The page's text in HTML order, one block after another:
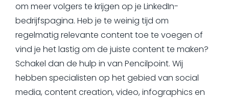
om meer volgers te krijgen op je LinkedIn-
bedrijfspagina. Heb je te weinig tijd om
regelmatig relevante content toe te voegen of
vind je het lastig om de juiste content te maken?
Schakel dan de hulp in van Pencilpoint. Wij
hebben specialisten op het gebied van social
media, content creation, video, infographics en